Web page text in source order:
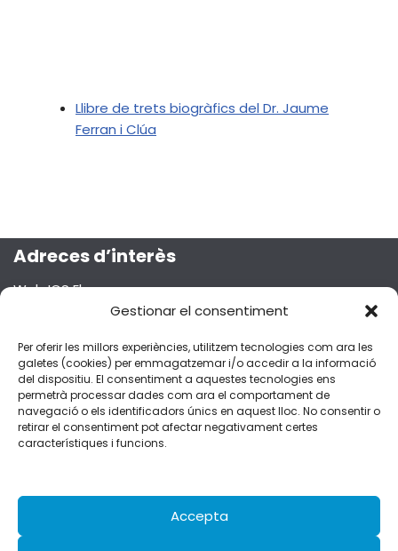
Gestionar el consentiment
Per oferir les millors experiències, utilitzem tecnologies com ara les
galetes (cookies) per emmagatzemar i/o accedir a la informació
del dispositiu. El consentiment a aquestes tecnologies ens
permetrà processar dades com ara el comportament de
navegació o els identificadors únics en aquest lloc. No consentir o
retirar el consentiment pot afectar negativament certes
característiques i funcions.
Accepta
Llibre de trets biogràfics del Dr. Jaume
Ferran i Clúa
Adreces d’interès
Web ICS Ebre
Projecte Emma
Segueix-nos a les xarxes socials!
Dades de contacte